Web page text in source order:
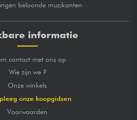
beloonde muzikanten
informatie
contact met ons op
Wie zijn we ?
Onze winkels
onze koopgidsen
Voorwaarden